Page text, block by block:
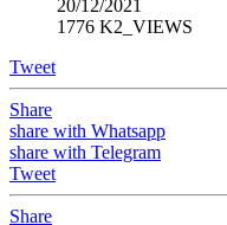
20/12/2021
1776 K2_VIEWS
Tweet
Share
share with Whatsapp
share with Telegram
Tweet
Share